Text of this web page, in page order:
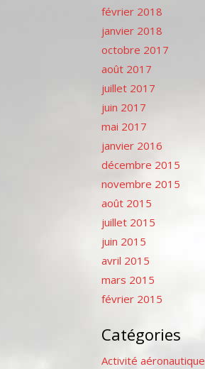
février 2018
janvier 2018
octobre 2017
août 2017
juillet 2017
juin 2017
mai 2017
janvier 2016
décembre 2015
novembre 2015
août 2015
juillet 2015
juin 2015
avril 2015
mars 2015
février 2015
Catégories
Activité aéronautique